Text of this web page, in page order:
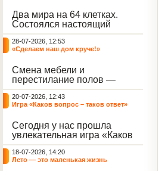
Два мира на 64 клетках.
Состоялся настоящий
интеллектуальный
праздник — турнир по
шахматам и шашкам.
небывалый ажиотаж среди
воспитанников, превратив
тихие залы центра в арену
напряжённых поединков,
громких аплодисментов и
жарких обсуждений.
28-07-2026, 12:53
«Сделаем наш дом круче!»
Смена мебели и
перестилание полов —
дело рук профессионалов.
А вот создание настоящего
домашнего уюта — задача
этой неделе ребята взяли
инициативу в свои руки и
устроили масштабную
генеральную уборку
жилого корпуса.
20-07-2026, 12:43
Игра «Каков вопрос – таков ответ»
Сегодня у нас прошла
увлекательная игра «Каков
вопрос – таков ответ»,
которая собрала самых
любознательных
18-07-2026, 14:20
Лето — это маленькая жизнь